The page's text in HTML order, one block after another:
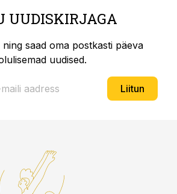
UUDISKIRJAGA
ning saad oma postkasti päeva
uudised.
Liitun